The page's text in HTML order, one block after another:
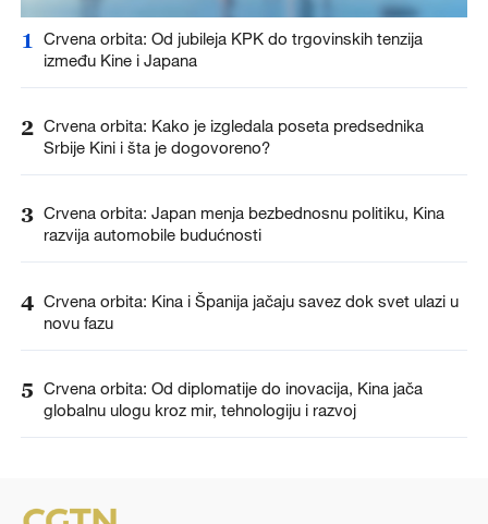
1
Crvena orbita: Od jubileja KPK do trgovinskih tenzija
između Kine i Japana
2 Crvena orbita: Kako je izgledala poseta predsednika
Srbije Kini i šta je dogovoreno?
3 Crvena orbita: Japan menja bezbednosnu politiku, Kina
razvija automobile budućnosti
4 Crvena orbita: Kina i Španija jačaju savez dok svet ulazi u
novu fazu
5 Crvena orbita: Od diplomatije do inovacija, Kina jača
globalnu ulogu kroz mir, tehnologiju i razvoj